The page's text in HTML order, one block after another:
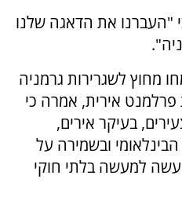
"העברנו את הדאגה שלנו
מחוץ לשגרירות גרמניה
פרלמנט אירית, אמרה כי
בעיקר אירים,
ובשמירה על
למעשה בלתי חוקי